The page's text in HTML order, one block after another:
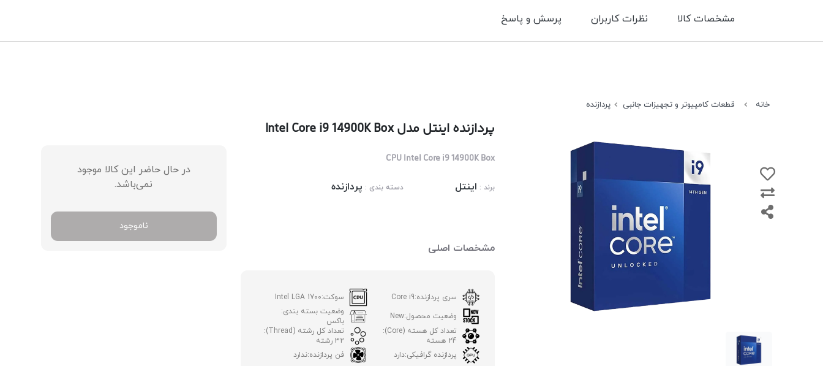
مشخصات کالا نظرات کاربران پرسش و پاسخ
خانه قطعات کامپیوتر و تجهیزات جانبی پردازنده
در حال حاضر این کالا موجود
نمی‌باشد.
ناموجود
پردازنده اینتل مدل Intel Core i9 14900K Box
CPU Intel Core i9 14900K Box
برند : اینتل دسته بندی : پردازنده
مشخصات اصلی
سری پردازنده:Core i9 سوکت:Intel LGA 1700
وضعیت محصول:New
وضعیت بسته بندی:
باکس
تعداد کل هسته (Core):
24 هسته
تعداد کل رشته (Thread):
32 رشته
پردازنده گرافیکی:دارد فن پردازنده:ندارد